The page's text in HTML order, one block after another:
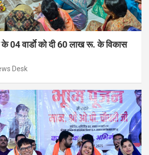
के 04 वार्डाे को दी 60 लाख रू. के विकास
Desk